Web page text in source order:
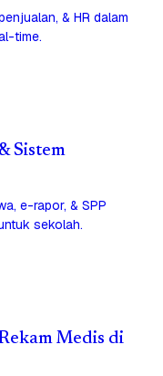
& HR dalam
time.
Sistem
e-rapor, & SPP
sekolah.
Medis di